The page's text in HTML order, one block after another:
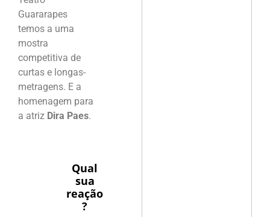
Guararapes
temos a uma
mostra
competitiva de
curtas e longas-
metragens. E a
homenagem para
a atriz Dira Paes.
Qual
sua
reação
?